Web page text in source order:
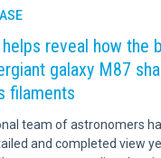
helps reveal how the
galaxy M87
filaments
team of astronomers
and completed view